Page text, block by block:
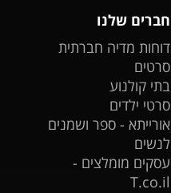
חברים שלנו
דוחות מדיה חברתית
סרטים
בתי קולנוע
סרטי ילדים
אורייתא - ספר ושמנים
לנשים
עסקים מומלצים -
T.co.il